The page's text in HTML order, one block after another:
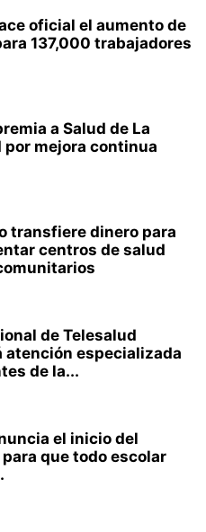
oficial el aumento de
137,000 trabajadores
a Salud de La
por mejora continua
transfiere dinero para
centros de salud
de Telesalud
atención especializada
de la...
el inicio del
que todo escolar